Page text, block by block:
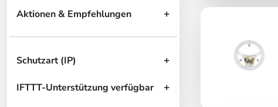
Aktionen & Empfehlungen
Schutzart (IP)
IFTTT-Unterstützung verfügbar